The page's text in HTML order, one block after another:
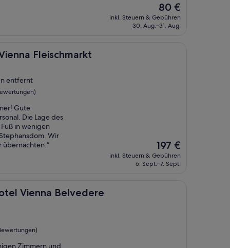
Der
Preis
beträgt
80 €
inkl. Steuern & Gebühren
30. Aug.–31. Aug.
Fleischmarkt
entfernt
Gute
Die Lage des
in wenigen
Wir
übernachten.“
Der
Preis
beträgt
197 €
inkl. Steuern & Gebühren
6. Sept.–7. Sept.
Vienna Belvedere
Belvedere
Zimmern und